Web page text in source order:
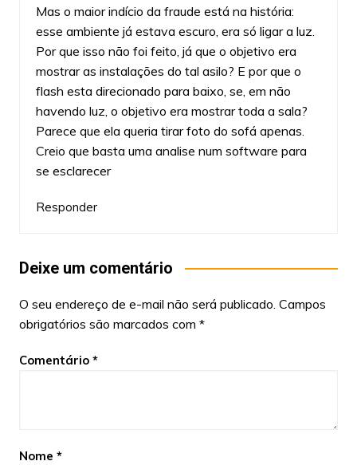
Mas o maior indício da fraude está na história:
esse ambiente já estava escuro, era só ligar a luz.
Por que isso não foi feito, já que o objetivo era
mostrar as instalações do tal asilo? E por que o
flash esta direcionado para baixo, se, em não
havendo luz, o objetivo era mostrar toda a sala?
Parece que ela queria tirar foto do sofá apenas.
Creio que basta uma analise num software para
se esclarecer
Responder
Deixe um comentário
O seu endereço de e-mail não será publicado. Campos
obrigatórios são marcados com *
Comentário *
Nome *